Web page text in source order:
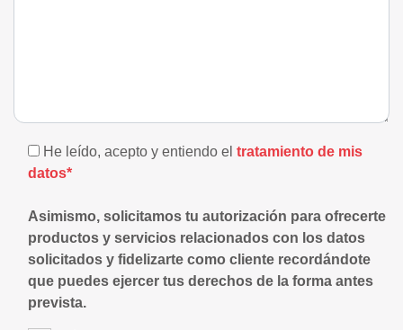
He leído, acepto y entiendo el tratamiento de mis
datos*
Asimismo, solicitamos tu autorización para ofrecerte
productos y servicios relacionados con los datos
solicitados y fidelizarte como cliente recordándote
que puedes ejercer tus derechos de la forma antes
prevista.